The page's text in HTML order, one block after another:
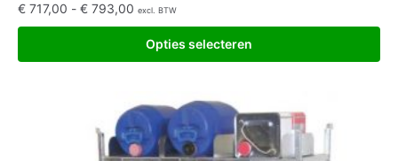
€ 717,00 - € 793,00 excl. BTW
Opties selecteren